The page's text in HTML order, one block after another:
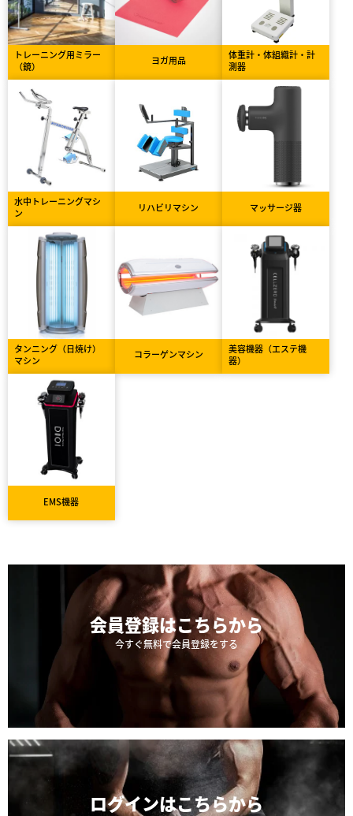
トレーニング用ミラー
（鏡）
ヨガ用品
体重計・体組織計・計
測器
水中トレーニングマシ
ン
リハビリマシン マッサージ器
タンニング（日焼け）
マシン
コラーゲンマシン
美容機器（エステ機
器）
EMS機器
会員登録はこちらから
今すぐ無料で会員登録をする
ログインはこちらから